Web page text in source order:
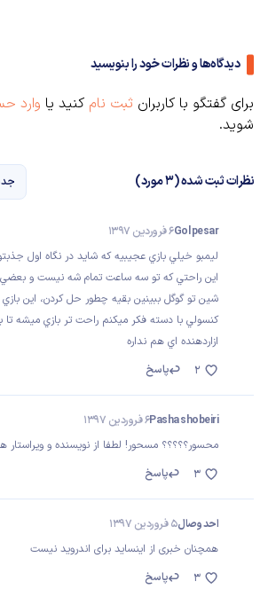
دیدگاه‌ها و نظرات خود را بنویسید
برای گفتگو با کاربران ثبت نام کنید یا وارد
شوید.
نظرات ثبت شده (3 مورد)
Gol pesar6 فروردین 1397
ليمبو خيلي بازي عجيبيه كه شايد در نگاه اول
اين راحتي كه تو سه ساعت تمام شه نيست و بعضي
شين تو گوگل ببينين بقيه چطور حل كردن، اين
كنسولي با دسته فكر ميكنم راحت تر بازي ميشه
ازاردهنده اي هم نداره
پاسخ
2
Pasha shobeiri6 فروردین 1397
محسور؟؟؟؟؟ مسحور! لطفا از نویسنده و ویراستار
پاسخ
3
احد وصال5 فروردین 1397
همچنان خبری از اینساید برای اندروید نیست
پاسخ
3